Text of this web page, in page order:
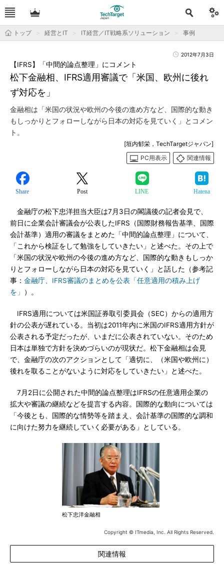
トップ 経営とIT IT経営／IT戦略系ソリューション 事例
2012年7月3日
松下金融相、IFRS適用審議で「米国、欧州に後れ
ず対応を」
【IFRS】「中間的論点整理」にコメント
金融相は「米国の状況や欧州の今後の進め方など、国際的な動き
もしっかりとフォローしながら日本の対応を見ていく」とコメン
ト。
[垣内郁栄，TechTargetジャパン]
PC用表示
関連情報
Share Post LINE Hatena
金融庁の松下忠洋担当大臣は7月3日の閣議後の記者会見で、
前日に企業会計審議会が公表したIFRS（国際財務報告基準、国際
会計基準）適用の審議をまとめた「中間的論点整理」について、
「これから検証をして勉強をしていきたい」と述べた。その上で
「米国の状況や欧州の今後の進め方など、国際的な動きもしっか
りとフォローしながら日本の対応を見ていく」と話した（参考記
事： 金融庁、IFRS審議のまとめを公表「任意適用の積み上げ
を」
）。
IFRS適用については米国証券取引委員会（SEC）からの適用方
針の公表が遅れている。当初は2011年内に米国のIFRS適用方針が
公表される予定だったが、いまだに公表されていない。そのため
日本は単独で方針を決めづらいのが現状だ。松下金融相は会見
で、金融庁の次のアクションとして「適切に、（米国や欧州に）
後れを取ることがないように対応をしていきたい」と述べた。
7月2日に公開された中間的論点整理はIFRSの任意適用企業の
拡大や審議の継続などを提言する内容。国際的な動向については
「今後とも、国際的な情勢等を踏まえ、会計基準の国際的な調和
に向けた努力を継続していく必要がある」としている。
松下忠洋金融相
Copyright © ITmedia, Inc. All Rights Reserved.
関連情報